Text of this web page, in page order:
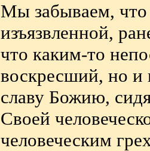
Мы забываем, что
изъязвленной,
что каким-то
воскресший, но и
славу Божию,
Своей
человеческим